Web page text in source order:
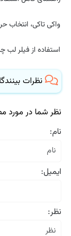
واکی تاکی، انتخاب
استفاده از فیلر لب
نظرات
نظر شما در مورد
نام:
ایمیل:
نظر: